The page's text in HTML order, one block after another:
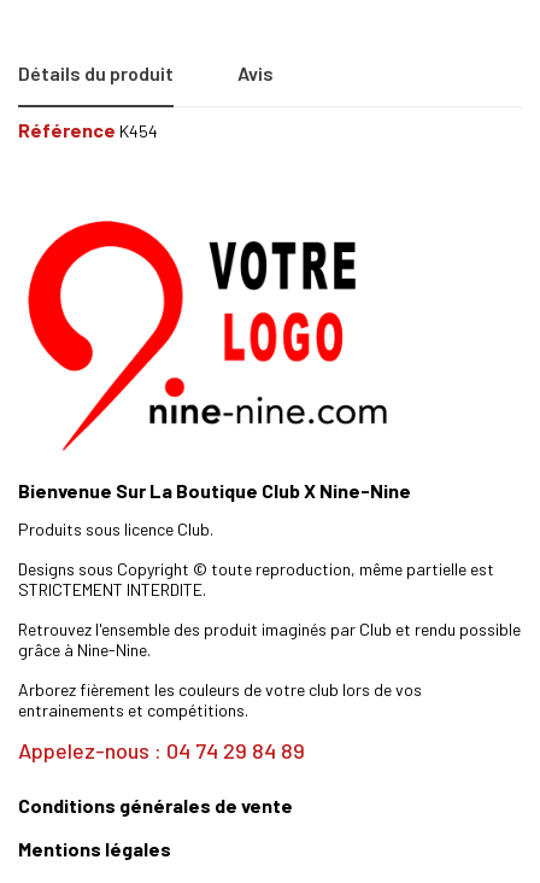
Détails du produit Avis
Référence K454
Bienvenue Sur La Boutique Club X Nine-Nine
Produits sous licence Club.
Designs sous Copyright © toute reproduction, même partielle est
STRICTEMENT INTERDITE.
Retrouvez l'ensemble des produit imaginés par Club et rendu possible
grâce à Nine-Nine.
Arborez fièrement les couleurs de votre club lors de vos
entrainements et compétitions.
Appelez-nous : 04 74 29 84 89
Conditions générales de vente
Mentions légales